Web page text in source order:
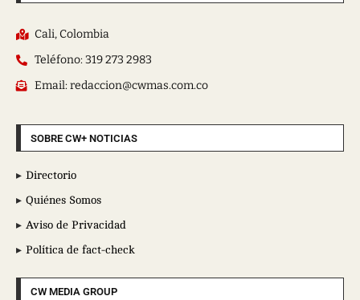
Cali, Colombia
Teléfono: 319 273 2983
Email: redaccion@cwmas.com.co
SOBRE CW+ NOTICIAS
Directorio
Quiénes Somos
Aviso de Privacidad
Política de fact-check
CW MEDIA GROUP